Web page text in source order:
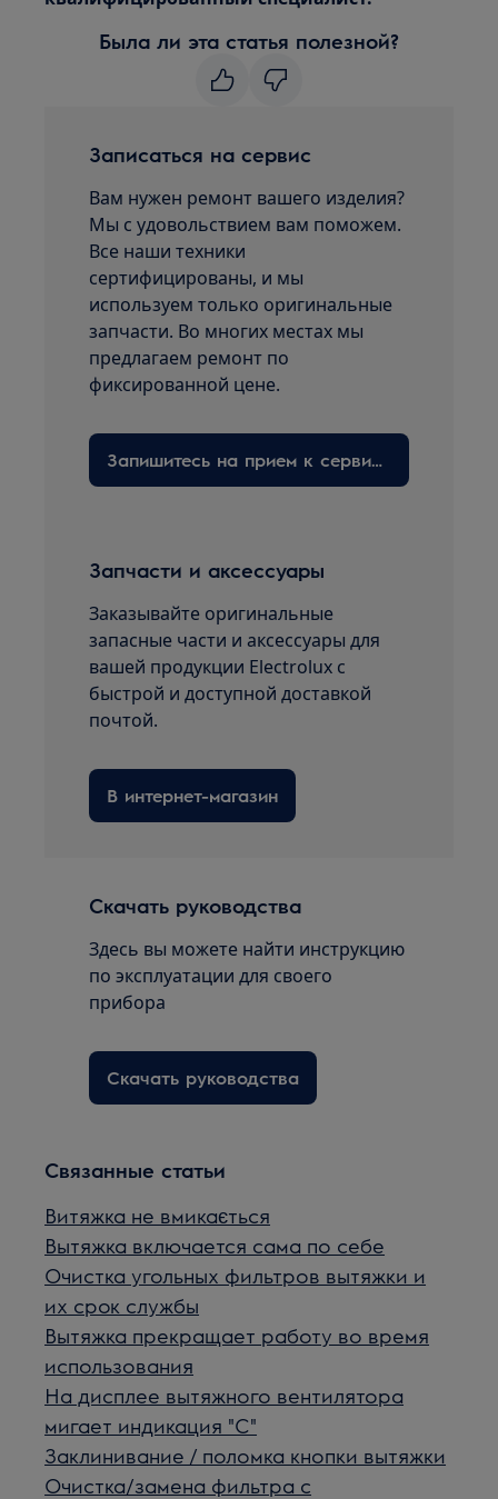
Была ли эта статья полезной?
Записаться на сервис
Вам нужен ремонт вашего изделия?
Мы с удовольствием вам поможем.
Все наши техники
сертифицированы, и мы
используем только оригинальные
запчасти. Во многих местах мы
предлагаем ремонт по
фиксированной цене.
Запишитесь на прием к сервисному технику здесь
Запчасти и аксессуары
Заказывайте оригинальные
запасные части и аксессуары для
вашей продукции Electrolux с
быстрой и доступной доставкой
почтой.
В интернет-магазин
Скачать руководства
Здесь вы можете найти инструкцию
по эксплуатации для своего
прибора
Скачать руководства
Связанные статьи
Витяжка не вмикається
Вытяжка включается сама по себе
Очистка угольных фильтров вытяжки и
их срок службы
Вытяжка прекращает работу во время
использования
На дисплее вытяжного вентилятора
мигает индикация "С"
Заклинивание / поломка кнопки вытяжки
Очистка/замена фильтра с